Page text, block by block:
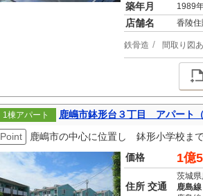
築年月 1989
店舗名 香陵
鉄骨造 間取り図
1棟アパート
鹿嶋市鉢形台３丁目 アパート（
Point
鹿嶋市の中心に位置し 鉢形小学校ま
価格
1億
住所 交通
茨城県
鹿島